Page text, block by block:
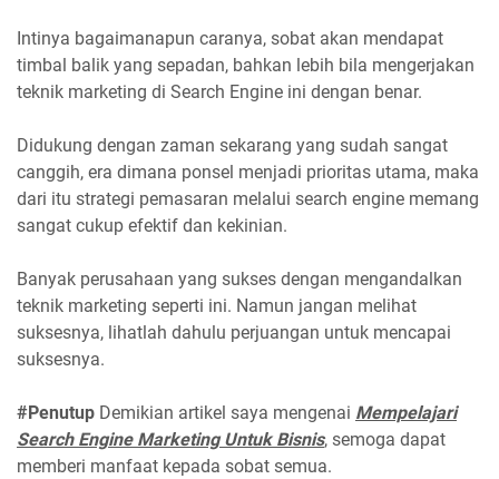
Intinya bagaimanapun caranya, sobat akan mendapat
timbal balik yang sepadan, bahkan lebih bila mengerjakan
teknik marketing di Search Engine ini dengan benar.
Didukung dengan zaman sekarang yang sudah sangat
canggih, era dimana ponsel menjadi prioritas utama, maka
dari itu strategi pemasaran melalui search engine memang
sangat cukup efektif dan kekinian.
Banyak perusahaan yang sukses dengan mengandalkan
teknik marketing seperti ini. Namun jangan melihat
suksesnya, lihatlah dahulu perjuangan untuk mencapai
suksesnya.
#Penutup Demikian artikel saya mengenai Mempelajari
Search Engine Marketing Untuk Bisnis, semoga dapat
memberi manfaat kepada sobat semua.